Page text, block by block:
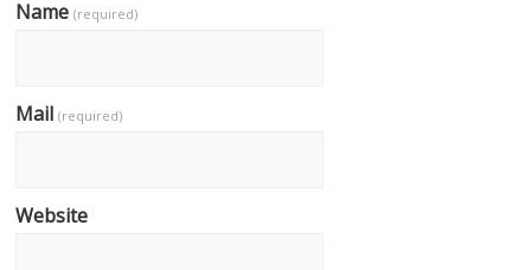
Name(required)
Mail(required)
Website